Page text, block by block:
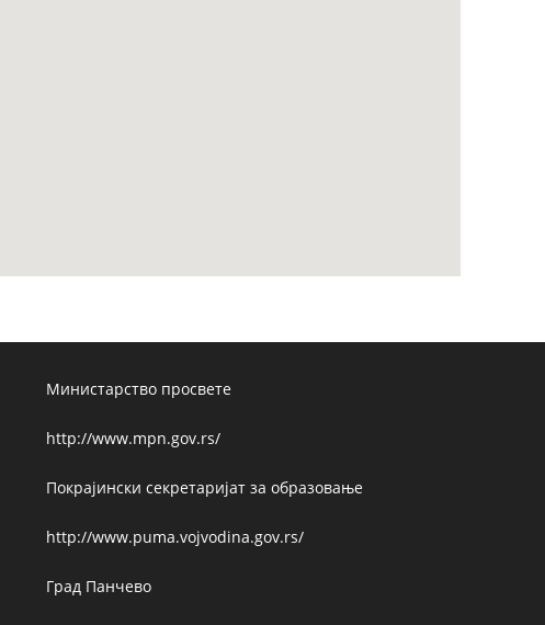
Министарство просвете
http://www.mpn.gov.rs/
Покрајински секретаријат за образовање
http://www.puma.vojvodina.gov.rs/
Град Панчево